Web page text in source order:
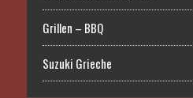
Grillen – BBQ
Suzuki Grieche